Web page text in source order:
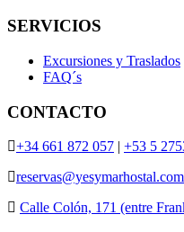
SERVICIOS
Excursiones y Traslados
FAQ´s
CONTACTO
+34 661 872 057 | +53 5
reservas@yesymarhostal.com
Calle Colón, 171 (entre